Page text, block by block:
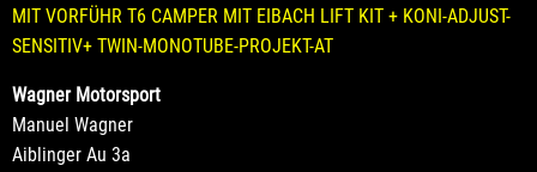
MIT VORFÜHR T6 CAMPER MIT EIBACH LIFT KIT + KONI-ADJUST-
SENSITIV+ TWIN-MONOTUBE-PROJEKT-AT
Wagner Motorsport
Manuel Wagner
Aiblinger Au 3a